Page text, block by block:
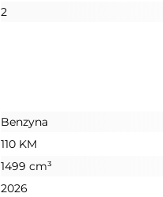
2
Benzyna
110 KM
1499 cm³
2026